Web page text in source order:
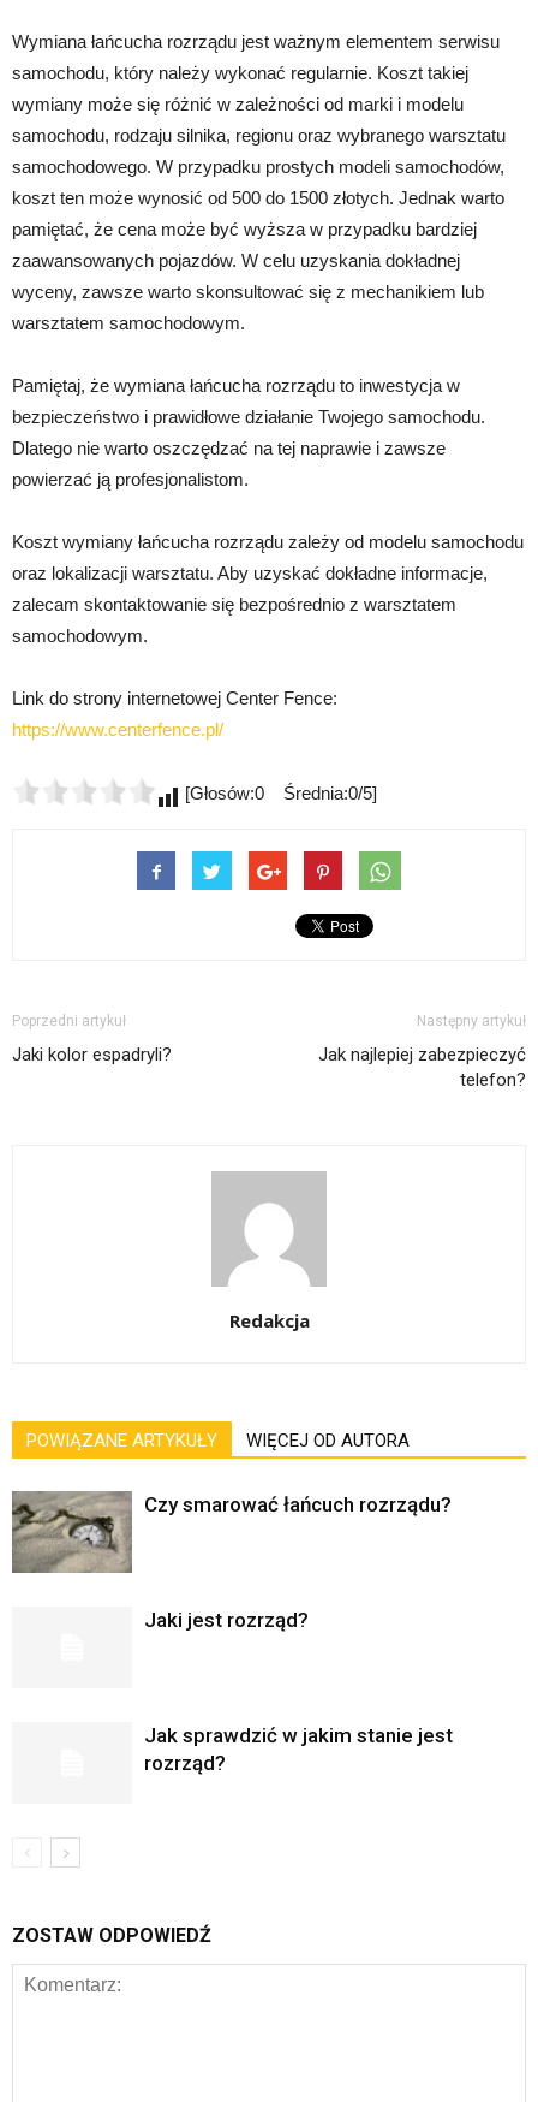
Wymiana łańcucha rozrządu jest ważnym elementem serwisu
samochodu, który należy wykonać regularnie. Koszt takiej
wymiany może się różnić w zależności od marki i modelu
samochodu, rodzaju silnika, regionu oraz wybranego warsztatu
samochodowego. W przypadku prostych modeli samochodów,
koszt ten może wynosić od 500 do 1500 złotych. Jednak warto
pamiętać, że cena może być wyższa w przypadku bardziej
zaawansowanych pojazdów. W celu uzyskania dokładnej
wyceny, zawsze warto skonsultować się z mechanikiem lub
warsztatem samochodowym.
Pamiętaj, że wymiana łańcucha rozrządu to inwestycja w
bezpieczeństwo i prawidłowe działanie Twojego samochodu.
Dlatego nie warto oszczędzać na tej naprawie i zawsze
powierzać ją profesjonalistom.
Koszt wymiany łańcucha rozrządu zależy od modelu samochodu
oraz lokalizacji warsztatu. Aby uzyskać dokładne informacje,
zalecam skontaktowanie się bezpośrednio z warsztatem
samochodowym.
Link do strony internetowej Center Fence:
https://www.centerfence.pl/
[Głosów:0 Średnia:0/5]
Poprzedni artykuł
Jaki kolor espadryli?
Następny artykuł
Jak najlepiej zabezpieczyć
telefon?
Redakcja
POWIĄZANE ARTYKUŁY WIĘCEJ OD AUTORA
Czy smarować łańcuch rozrządu?
Jaki jest rozrząd?
Jak sprawdzić w jakim stanie jest
rozrząd?
ZOSTAW ODPOWIEDŹ